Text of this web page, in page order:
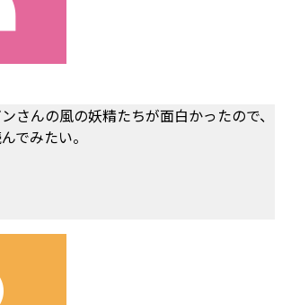
さんの風の妖精たちが面白かったので、
でみたい。